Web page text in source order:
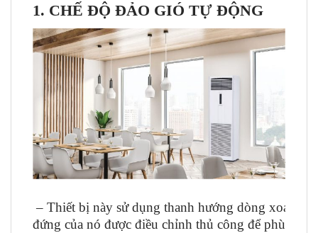
1. CHẾ ĐỘ ĐẢO GIÓ TỰ ĐỘNG
– Thiết bị này sử dụng thanh hướng dòng xoay
đứng của nó được điều chỉnh thủ công để phù